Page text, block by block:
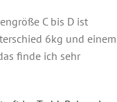
C bis D ist
6kg und einem
finde ich sehr